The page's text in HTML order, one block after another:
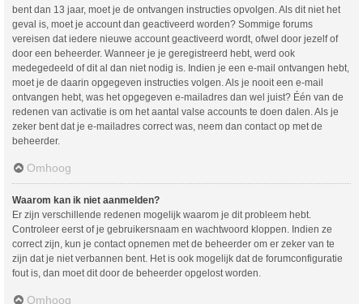
bent dan 13 jaar, moet je de ontvangen instructies opvolgen. Als dit niet het
geval is, moet je account dan geactiveerd worden? Sommige forums
vereisen dat iedere nieuwe account geactiveerd wordt, ofwel door jezelf of
door een beheerder. Wanneer je je geregistreerd hebt, werd ook
medegedeeld of dit al dan niet nodig is. Indien je een e-mail ontvangen hebt,
moet je de daarin opgegeven instructies volgen. Als je nooit een e-mail
ontvangen hebt, was het opgegeven e-mailadres dan wel juist? Één van de
redenen van activatie is om het aantal valse accounts te doen dalen. Als je
zeker bent dat je e-mailadres correct was, neem dan contact op met de
beheerder.
Omhoog
Waarom kan ik niet aanmelden?
Er zijn verschillende redenen mogelijk waarom je dit probleem hebt.
Controleer eerst of je gebruikersnaam en wachtwoord kloppen. Indien ze
correct zijn, kun je contact opnemen met de beheerder om er zeker van te
zijn dat je niet verbannen bent. Het is ook mogelijk dat de forumconfiguratie
fout is, dan moet dit door de beheerder opgelost worden.
Omhoog